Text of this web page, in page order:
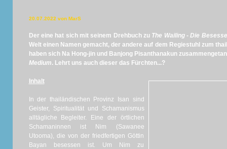
20.07.2022 von MarS
Der eine hat sich mit seinem Drehbuch zu The Wailing - Die
Welt einen Namen gemacht, der andere auf dem Regiestuhl zum
haben sich Na Hong-jin und Banjong Pisanthanakun
Medium. Lehrt uns auch dieser das Fürchten...?
Inhalt
In der thailändischen Provinz Isan sind
Geister, Spiritualität und Schamanismus
alltägliche Begleiter. Eine der örtlichen
Schamaninnen ist Nim (Sawanee
Utooma), die von der friedfertigen Göttin
Bayan besessen ist. Um Nim zu